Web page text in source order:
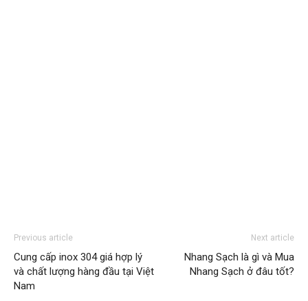
Previous article
Cung cấp inox 304 giá hợp lý
và chất lượng hàng đầu tại Việt
Nam
Next article
Nhang Sạch là gì và Mua
Nhang Sạch ở đâu tốt?